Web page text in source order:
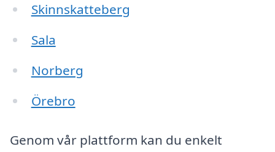
Skinnskatteberg
Sala
Norberg
Örebro
Genom vår plattform kan du enkelt